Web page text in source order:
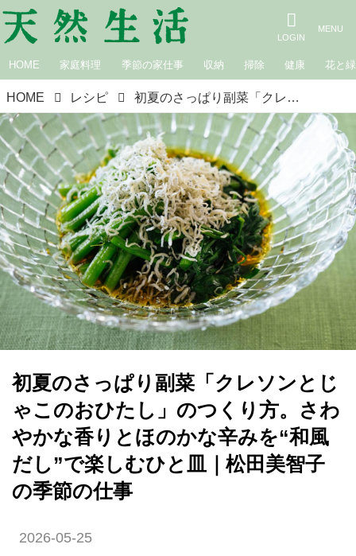
HOME 家庭料理 季節の家仕事 収納 掃除 健康 花と緑
HOME レシピ 初夏のさっぱり副菜「クレソンとじゃこのおひたし」のつくり方。さわやかな香りとほのかな辛みを“和風だし”で楽しむひと皿｜松田美智子の季節の仕事
初夏のさっぱり副菜「クレソンとじ
ゃこのおひたし」のつくり方。さわ
やかな香りとほのかな辛みを“和風
だし”で楽しむひと皿｜松田美智子
の季節の仕事
2026-05-25